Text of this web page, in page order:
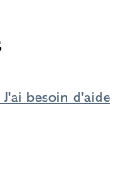
J'ai besoin d'aide